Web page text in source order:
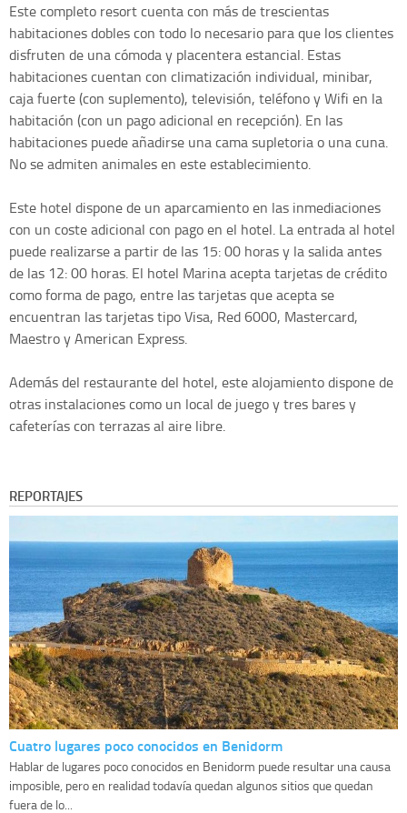
Este completo resort cuenta con más de trescientas
habitaciones dobles con todo lo necesario para que los clientes
disfruten de una cómoda y placentera estancial. Estas
habitaciones cuentan con climatización individual, minibar,
caja fuerte (con suplemento), televisión, teléfono y Wifi en la
habitación (con un pago adicional en recepción). En las
habitaciones puede añadirse una cama supletoria o una cuna.
No se admiten animales en este establecimiento.
Este hotel dispone de un aparcamiento en las inmediaciones
con un coste adicional con pago en el hotel. La entrada al hotel
puede realizarse a partir de las 15: 00 horas y la salida antes
de las 12: 00 horas. El hotel Marina acepta tarjetas de crédito
como forma de pago, entre las tarjetas que acepta se
encuentran las tarjetas tipo Visa, Red 6000, Mastercard,
Maestro y American Express.
Además del restaurante del hotel, este alojamiento dispone de
otras instalaciones como un local de juego y tres bares y
cafeterías con terrazas al aire libre.
REPORTAJES
Cuatro lugares poco conocidos en Benidorm
Hablar de lugares poco conocidos en Benidorm puede resultar una causa
imposible, pero en realidad todavía quedan algunos sitios que quedan
fuera de lo...